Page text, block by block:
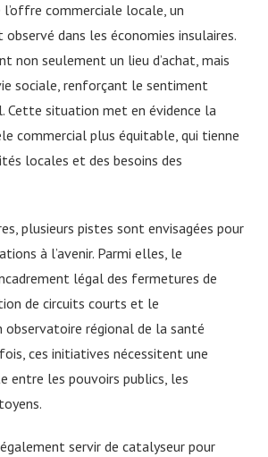
commerciale locale, un
dans les économies insulaires.
non seulement un lieu d’achat, mais
sociale, renforçant le sentiment
Cette situation met en évidence la
commercial plus équitable, qui tienne
locales et des besoins des
plusieurs pistes sont envisagées pour
à l’avenir. Parmi elles, le
légal des fermetures de
de circuits courts et le
observatoire régional de la santé
ces initiatives nécessitent une
entre les pouvoirs publics, les
servir de catalyseur pour